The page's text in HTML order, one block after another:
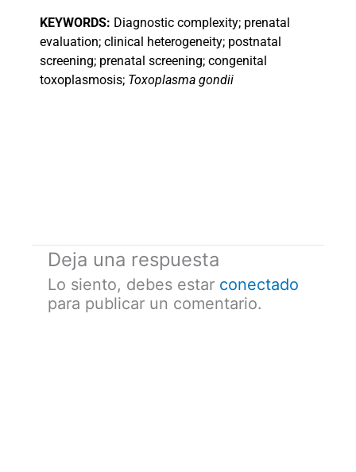
KEYWORDS: Diagnostic complexity; prenatal
evaluation; clinical heterogeneity; postnatal
screening; prenatal screening; congenital
toxoplasmosis; Toxoplasma gondii
Deja una respuesta
Lo siento, debes estar conectado
para publicar un comentario.